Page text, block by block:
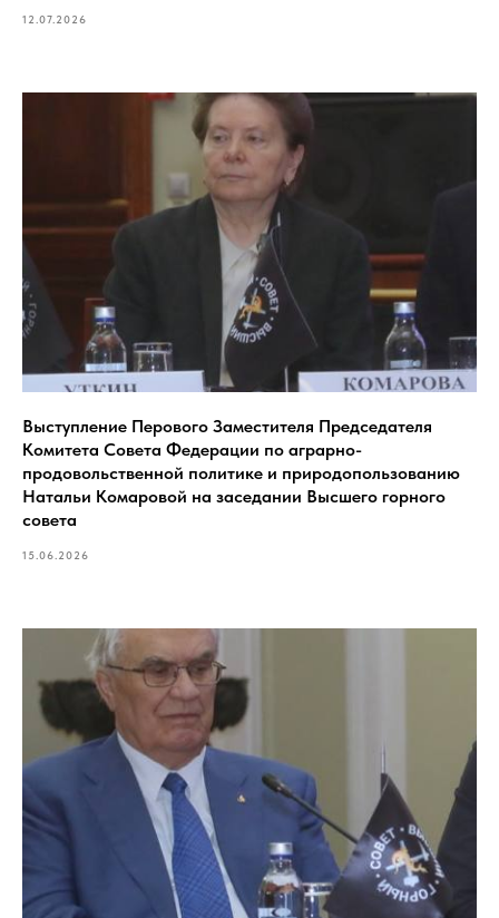
12.07.2026
Выступление Перового Заместителя Председателя
Комитета Совета Федерации по аграрно-
продовольственной политике и природопользованию
Натальи Комаровой на заседании Высшего горного
совета
15.06.2026